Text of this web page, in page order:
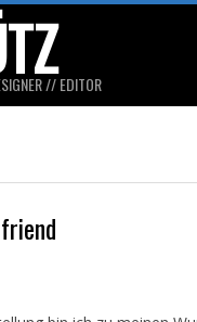
// EDITOR